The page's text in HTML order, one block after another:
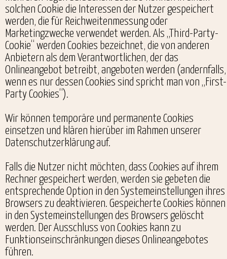
solchen Cookie die Interessen der Nutzer gespeichert
werden, die für Reichweitenmessung oder
Marketingzwecke verwendet werden. Als „Third-Party-
Cookie“ werden Cookies bezeichnet, die von anderen
Anbietern als dem Verantwortlichen, der das
Onlineangebot betreibt, angeboten werden (andernfalls,
wenn es nur dessen Cookies sind spricht man von „First-
Party Cookies“).
Wir können temporäre und permanente Cookies
einsetzen und klären hierüber im Rahmen unserer
Datenschutzerklärung auf.
Falls die Nutzer nicht möchten, dass Cookies auf ihrem
Rechner gespeichert werden, werden sie gebeten die
entsprechende Option in den Systemeinstellungen ihres
Browsers zu deaktivieren. Gespeicherte Cookies können
in den Systemeinstellungen des Browsers gelöscht
werden. Der Ausschluss von Cookies kann zu
Funktionseinschränkungen dieses Onlineangebotes
führen.